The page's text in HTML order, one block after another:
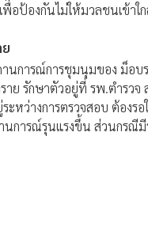
ป้องกันไม่ให้มวลชนเข้าใ
การณ์การชุมนุมของ ม็อบ
าย รักษาตัวอยู่ที่ รพ.ตำร
หว่างการตรวจสอบ ต้องร
านการณ์รุนแรงขึ้น ส่วนกร